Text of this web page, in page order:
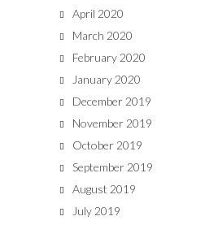
April 2020
March 2020
February 2020
January 2020
December 2019
November 2019
October 2019
September 2019
August 2019
July 2019